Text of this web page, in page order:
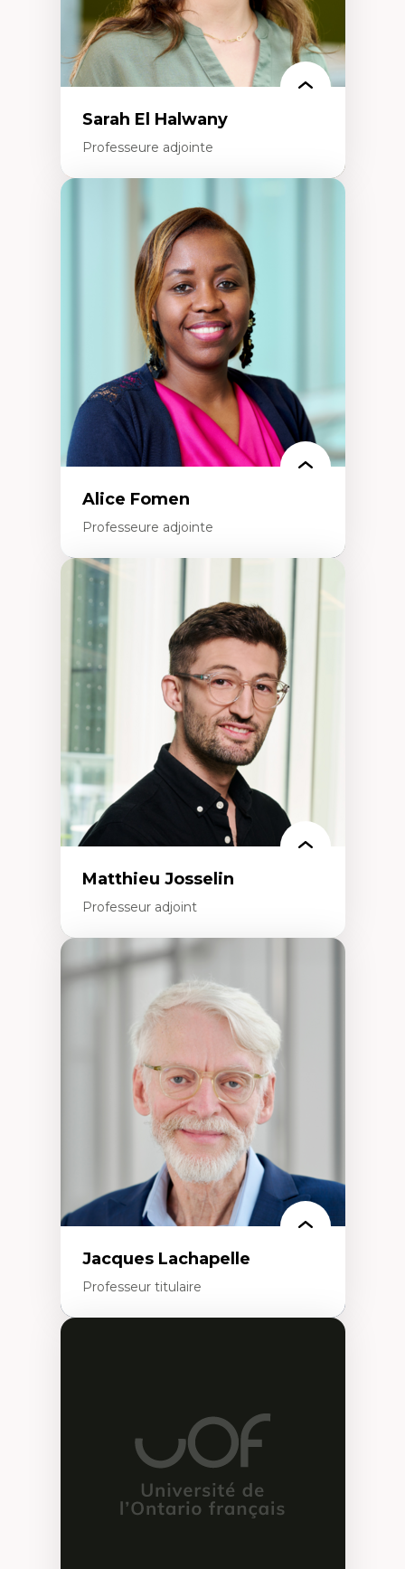
participatives
Leadership éducatif et pratiques réflexives
Éducation durable et bien-être en
enseignement
Sarah El Halwany
Professeure adjointe
Les apports pédagogiques des théories de
l'affect, du posthumanisme, du féminisme
dans l'éducation aux sciences
L'apprentissage des sciences/STIM dans une
perspective socioécologique de care
L’insertion professionnelle des
enseignant.e.s
Alice Fomen
Professeure adjointe
Expertises
Acceptabilité, acceptation et adoption des
technologies
Technologies d'apprentissage innovantes
Insertion professionnelle du nouveau
personnel enseignant
Construction identitaire en milieu
minoritaire francophone
Technologies éducatives pour la formation
continue
Matthieu Josselin
Professeur adjoint
Expertises
Ethnographie critique des environnements
d’apprentissage des étudiant.e.s
Approche transdisciplinaire des
compétences socioaffectives et
interculturelles
Didactique des langues secondes et
compétence pragmatique
Andragogie
Méthodologies de recherche qualitative
Jacques Lachapelle
Professeur titulaire
l'environnement bâti
Conception de projet en milieu existant
Analyse critique en architecture et
enseignement du design architectural et